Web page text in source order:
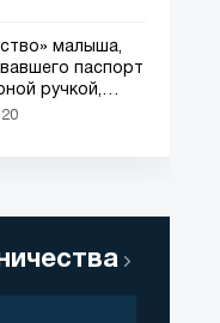
малыша,
паспорт
ручкой,
всеобщее